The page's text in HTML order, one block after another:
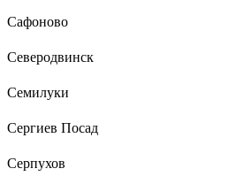
Сафоново
Северодвинск
Семилуки
Сергиев Посад
Серпухов